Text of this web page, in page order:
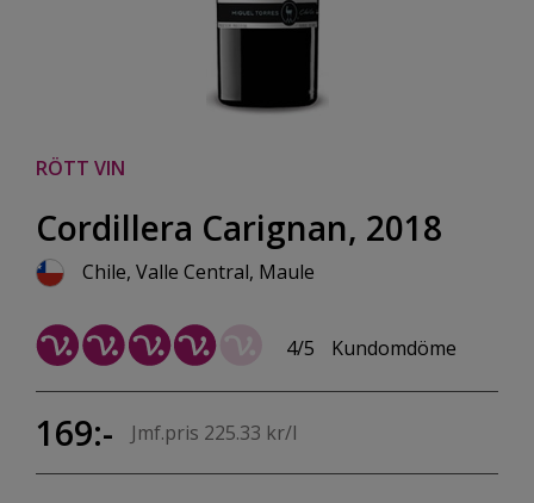
RÖTT VIN
Cordillera Carignan, 2018
Chile, Valle Central, Maule
4/5 Kundomdöme
169:- Jmf.pris 225.33 kr/l